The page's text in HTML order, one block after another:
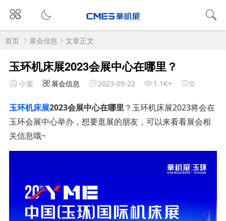
首页 展会信息 文章正文
玉环机床展2023会展中心在哪里？
小裴 展会信息 2023-09-22 1.1K+ 0
玉环机床展2023会展中心在哪里？玉环机床展2023将会在
玉环会展中心举办，想要逛展的朋友，可以来看看展会相
关信息哦~